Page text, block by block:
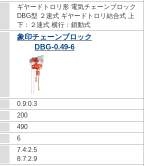
ギヤードトロリ形 電気チェーンブロック
DBG型 ２速式 ギヤードトロリ結合式 上
下：２速式 横行：鎖動式
象印チェーンブロック
DBG-0.49-6
0.9:0.3
200
490
6
7.4:2.5
8.7:2.9